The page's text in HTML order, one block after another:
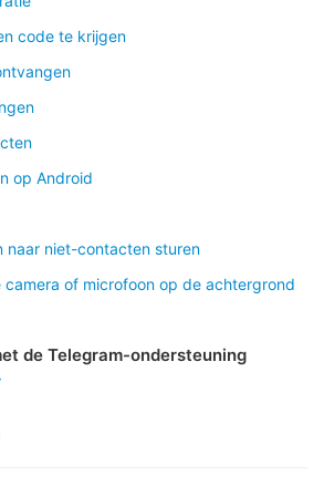
code te krijgen
op Android
naar niet-contacten sturen
of microfoon op de achtergrond
de Telegram-ondersteuning